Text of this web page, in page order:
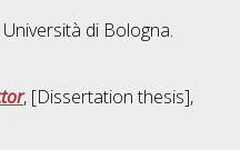
di Bologna.
, [Dissertation thesis],